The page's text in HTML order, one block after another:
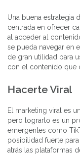
Una buena estrategia
centrada en ofrecer
al acceder al
se pueda navegar en
de gran utilidad para
con el contenido que
Hacerte Viral
El marketing viral es
pero lograrlo es un
emergentes como
posibilidad fuerte
atrás las plataformas